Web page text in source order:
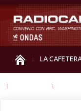
LA